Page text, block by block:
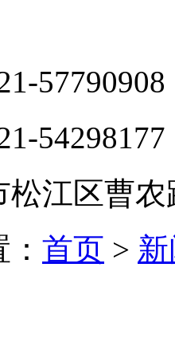
57790908
54298177
江区曹农
首页 >